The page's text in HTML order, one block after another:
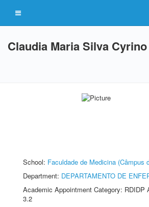
Claudia Maria Silva Cyrino
School: Faculdade de Medicina (Câmpus
Department: DEPARTAMENTO DE
Academic Appointment Category: RDIDP
3.2